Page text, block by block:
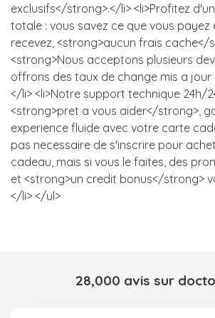
exclusifs</strong>.</li> <li>Profitez
totale : vous savez ce que vous payez
recevez, <strong>aucun frais cache</
<strong>Nous acceptons plusieurs
offrons des taux de change mis a jour
</li> <li>Notre support technique 24h/
<strong>pret a vous aider</strong>,
experience fluide avec votre carte
pas necessaire de s'inscrire pour
cadeau, mais si vous le faites, des
et <strong>un credit bonus</strong>
</li> </ul>
28,000 avis sur